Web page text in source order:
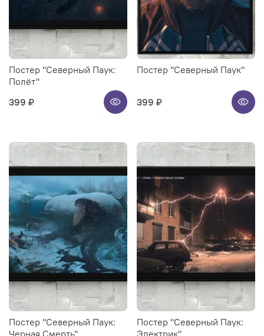
Постер "Северный Паук:
Полёт"
399 ₽
Постер "Северный Паук"
399 ₽
Постер "Северный Паук:
Черная Смерть"
Постер "Северный Паук:
Электрик"